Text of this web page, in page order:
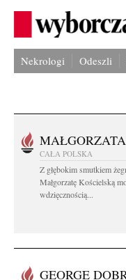
Nekrologi Odeszli
CAŁA POLSKA
Z głębokim smutkiem
Małgorzatę Kościelską
wdzięcznością...
GEORGE